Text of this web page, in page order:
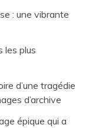
: une vibrante
les plus
d’une tragédie
d’archive
épique qui a